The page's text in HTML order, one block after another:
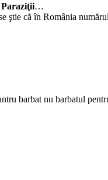
Paraziţii…
ştie că în România
barbat nu barbatul